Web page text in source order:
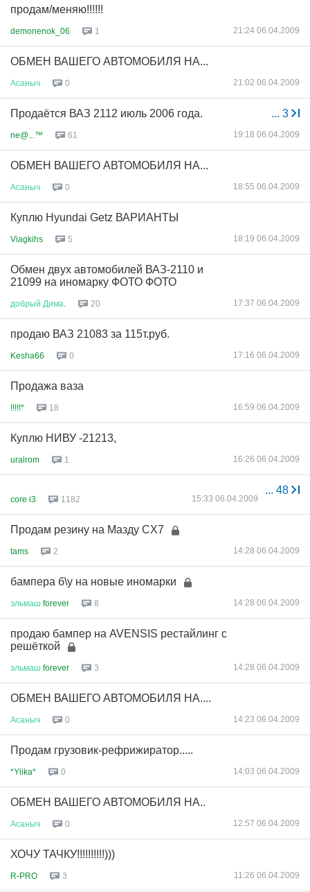
продам/меняю!!!!!!
demonenok_06 1 21:24 06.04.2009
ОБМЕН ВАШЕГО АВТОМОБИЛЯ НА...
Асаныч 0 21:02 06.04.2009
... 3
Продаётся ВАЗ 2112 июль 2006 года.
ne@...™ 61 19:18 06.04.2009
ОБМЕН ВАШЕГО АВТОМОБИЛЯ НА...
Асаныч 0 18:55 06.04.2009
Куплю Hyundai Getz ВАРИАНТЫ
Viagkihs 5 18:19 06.04.2009
Обмен двух автомобилей ВАЗ-2110 и
21099 на иномарку ФОТО ФОТО
добрый Дима 20 17:37 06.04.2009
продаю ВАЗ 21083 за 115т.руб.
Kesha66 0 17:16 06.04.2009
Продажа ваза
!!!!!* 18 16:59 06.04.2009
Куплю НИВУ -21213,
uralrom 1 16:26 06.04.2009
... 48
core i3 1182 15:33 06.04.2009
Продам резину на Мазду CX7
tams 2 14:28 06.04.2009
бампера б\у на новые иномарки
эльмаш forever 8 14:28 06.04.2009
продаю бампер на AVENSIS рестайлинг с
решёткой
эльмаш forever 3 14:28 06.04.2009
ОБМЕН ВАШЕГО АВТОМОБИЛЯ НА....
Асаныч 0 14:23 06.04.2009
Продам грузовик-рефрижиратор.....
*Ylika* 0 14:03 06.04.2009
ОБМЕН ВАШЕГО АВТОМОБИЛЯ НА..
Асаныч 0 12:57 06.04.2009
ХОЧУ ТАЧКУ!!!!!!!!!!)))
R-PRO 3 11:26 06.04.2009